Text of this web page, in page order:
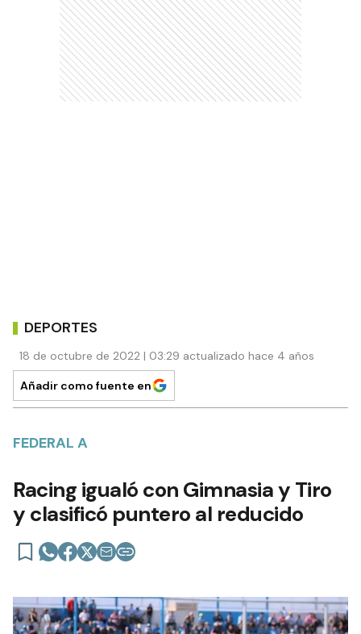
DEPORTES
18 de octubre de 2022 | 03:29 actualizado hace 4 años
Añadir como fuente en
FEDERAL A
Racing igualó con Gimnasia y Tiro
y clasificó puntero al reducido